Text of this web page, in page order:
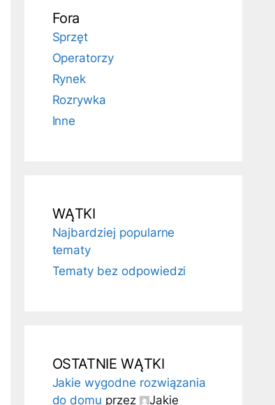
Fora
Sprzęt
Operatorzy
Rynek
Rozrywka
Inne
WĄTKI
Najbardziej popularne
tematy
Tematy bez odpowiedzi
OSTATNIE WĄTKI
Jakie wygodne rozwiązania
do domu przez Jakie